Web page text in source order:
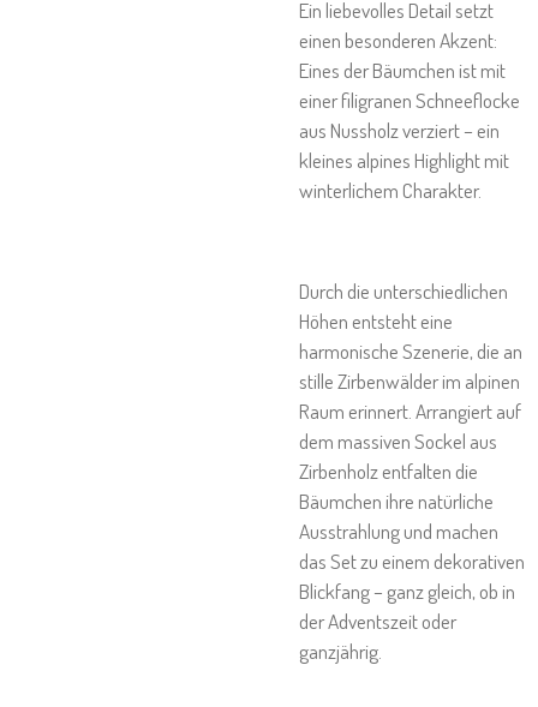
Ein liebevolles Detail setzt
einen besonderen Akzent:
Eines der Bäumchen ist mit
einer filigranen Schneeflocke
aus Nussholz verziert – ein
kleines alpines Highlight mit
winterlichem Charakter.
Durch die unterschiedlichen
Höhen entsteht eine
harmonische Szenerie, die an
stille Zirbenwälder im alpinen
Raum erinnert. Arrangiert auf
dem massiven Sockel aus
Zirbenholz entfalten die
Bäumchen ihre natürliche
Ausstrahlung und machen
das Set zu einem dekorativen
Blickfang – ganz gleich, ob in
der Adventszeit oder
ganzjährig.